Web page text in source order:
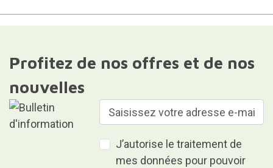
Profitez de nos offres et de nos
nouvelles
J’autorise le traitement de
mes données pour pouvoir